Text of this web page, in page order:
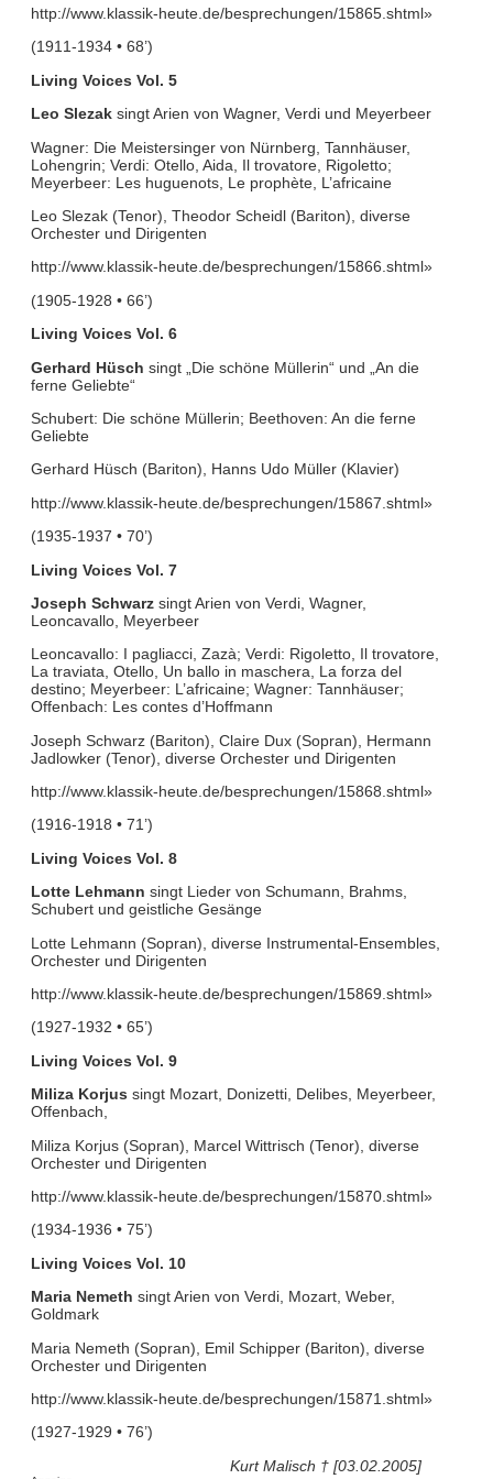
http://www.klassik-heute.de/besprechungen/15865.shtml»
(1911-1934 • 68’)
Living Voices Vol. 5
Leo Slezaksingt Arien von Wagner, Verdi und Meyerbeer
Wagner: Die Meistersinger von Nürnberg, Tannhäuser,
Lohengrin; Verdi: Otello, Aida, Il trovatore, Rigoletto;
Meyerbeer: Les huguenots, Le prophète, L’africaine
Leo Slezak (Tenor), Theodor Scheidl (Bariton), diverse
Orchester und Dirigenten
http://www.klassik-heute.de/besprechungen/15866.shtml»
(1905-1928 • 66’)
Living Voices Vol. 6
Gerhard Hüsch singt „Die schöne Müllerin“ und „An die
ferne Geliebte“
Schubert: Die schöne Müllerin; Beethoven: An die ferne
Geliebte
Gerhard Hüsch (Bariton), Hanns Udo Müller (Klavier)
http://www.klassik-heute.de/besprechungen/15867.shtml»
(1935-1937 • 70’)
Living Voices Vol. 7
Joseph Schwarzsingt Arien von Verdi, Wagner,
Leoncavallo, Meyerbeer
Leoncavallo: I pagliacci, Zazà; Verdi: Rigoletto, Il trovatore,
La traviata, Otello, Un ballo in maschera, La forza del
destino; Meyerbeer: L’africaine; Wagner: Tannhäuser;
Offenbach: Les contes d’Hoffmann
Joseph Schwarz (Bariton), Claire Dux (Sopran), Hermann
Jadlowker (Tenor), diverse Orchester und Dirigenten
http://www.klassik-heute.de/besprechungen/15868.shtml»
(1916-1918 • 71’)
Living Voices Vol. 8
Lotte Lehmann singt Lieder von Schumann, Brahms,
Schubert und geistliche Gesänge
Lotte Lehmann (Sopran), diverse Instrumental-Ensembles,
Orchester und Dirigenten
http://www.klassik-heute.de/besprechungen/15869.shtml»
(1927-1932 • 65’)
Living Voices Vol. 9
Miliza Korjus singt Mozart, Donizetti, Delibes, Meyerbeer,
Offenbach,
Miliza Korjus (Sopran), Marcel Wittrisch (Tenor), diverse
Orchester und Dirigenten
http://www.klassik-heute.de/besprechungen/15870.shtml»
(1934-1936 • 75’)
Living Voices Vol. 10
Maria Nemeth singt Arien von Verdi, Mozart, Weber,
Goldmark
Maria Nemeth (Sopran), Emil Schipper (Bariton), diverse
Orchester und Dirigenten
http://www.klassik-heute.de/besprechungen/15871.shtml»
(1927-1929 • 76’)
Kurt Malisch † [03.02.2005]